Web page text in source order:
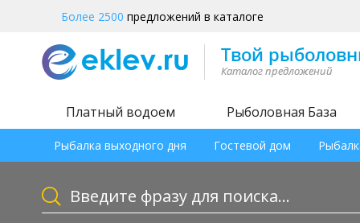
Более 2500 предложений в каталоге
Платный водоем Рыболовная База
Рыбалка выходного дня Гостевой дом